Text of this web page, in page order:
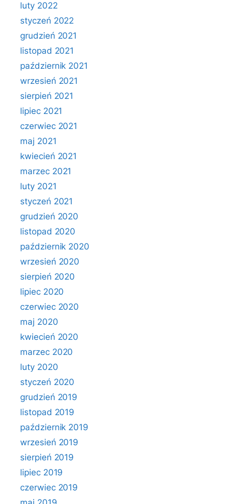
luty 2022
styczeń 2022
grudzień 2021
listopad 2021
październik 2021
wrzesień 2021
sierpień 2021
lipiec 2021
czerwiec 2021
maj 2021
kwiecień 2021
marzec 2021
luty 2021
styczeń 2021
grudzień 2020
listopad 2020
październik 2020
wrzesień 2020
sierpień 2020
lipiec 2020
czerwiec 2020
maj 2020
kwiecień 2020
marzec 2020
luty 2020
styczeń 2020
grudzień 2019
listopad 2019
październik 2019
wrzesień 2019
sierpień 2019
lipiec 2019
czerwiec 2019